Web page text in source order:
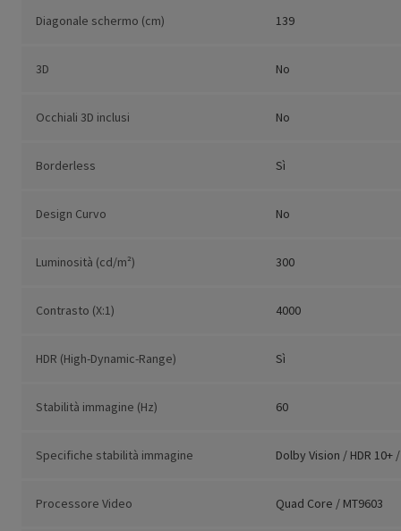
Diagonale schermo (cm) 139
3D No
Occhiali 3D inclusi No
Borderless Sì
Design Curvo No
Luminosità (cd/m²) 300
Contrasto (X:1) 4000
HDR (High-Dynamic-Range) Sì
Stabilità immagine (Hz) 60
Specifiche stabilità immagine Dolby Vision / HDR 10+ /
Processore Video Quad Core / MT9603